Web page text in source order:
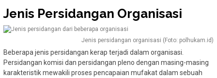
Jenis Persidangan Organisasi
Jenis persidangan organisasi (Foto: polhukam.id)
Beberapa jenis persidangan kerap terjadi dalam organisasi.
Persidangan komisi dan persidangan pleno dengan masing-masing
karakteristik mewakili proses pencapaian mufakat dalam sebuah